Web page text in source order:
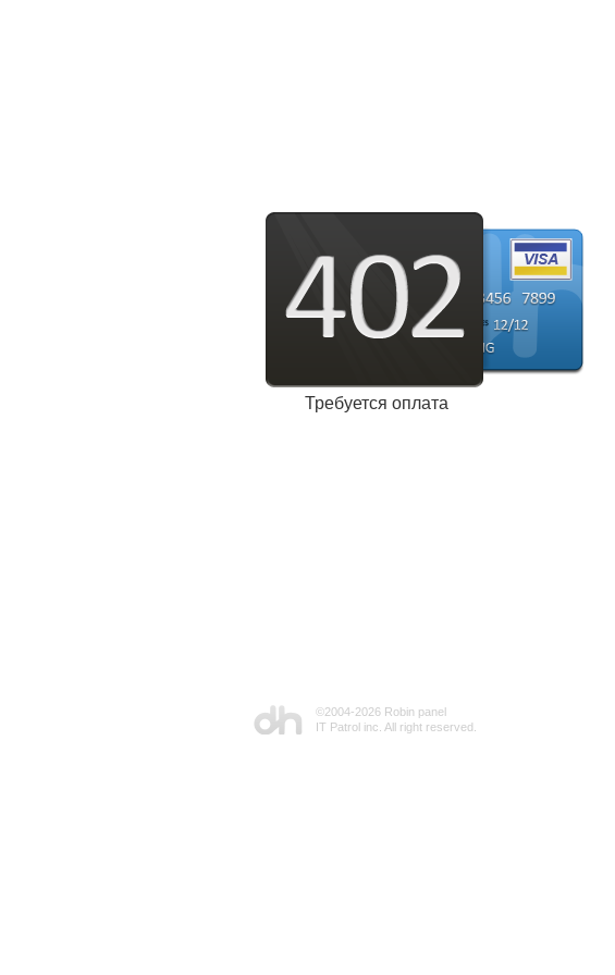
Требуется оплата
©2004-2026 Robin panel
IT Patrol inc. All right reserved.